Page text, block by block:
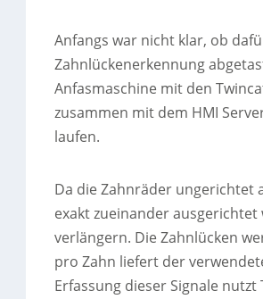
Anfangs war nicht klar, ob
Zahnlückenerkennung
Anfasmaschine mit den
zusammen mit dem HMI
laufen.
Da die Zahnräder ungerichtet
exakt zueinander
verlängern. Die Zahnlücken
pro Zahn liefert der
Erfassung dieser Signale